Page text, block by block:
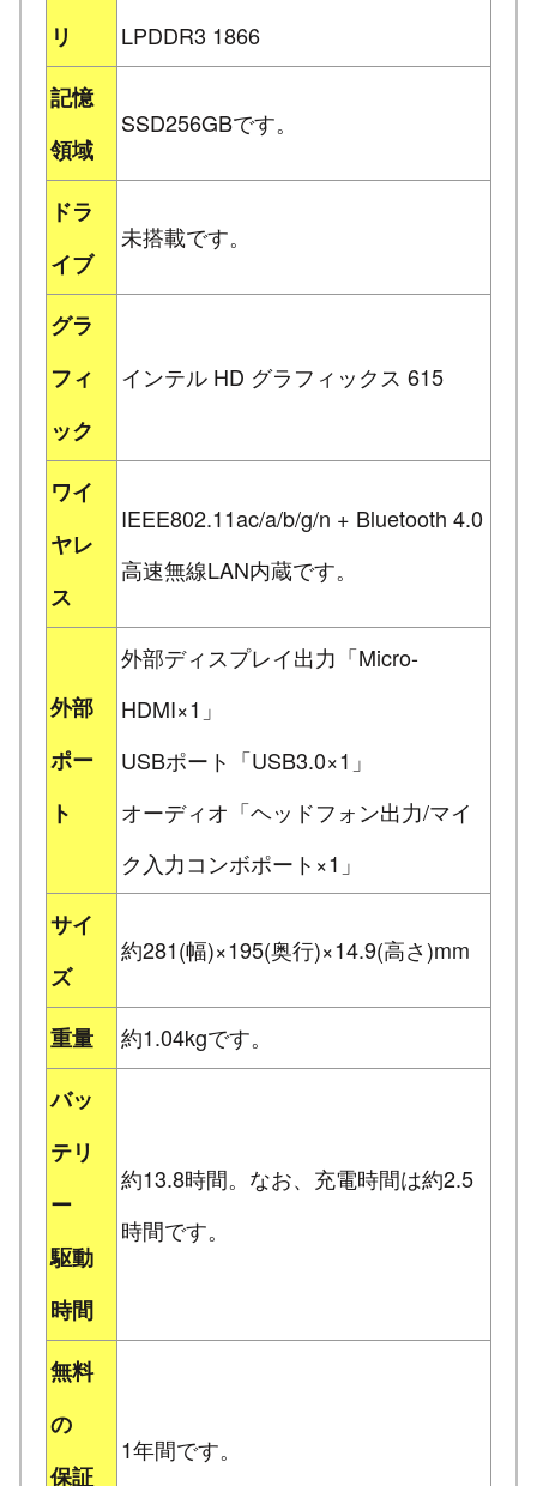
リ
LPDDR3 1866
記憶
領域
SSD256GBです。
ドラ
イブ
未搭載です。
グラ
フィ
ック
インテル HD グラフィックス 615
ワイ
ヤレ
ス
IEEE802.11ac/a/b/g/n + Bluetooth 4.0
高速無線LAN内蔵です。
外部
ポー
ト
外部ディスプレイ出力「Micro-
HDMI×1」
USBポート「USB3.0×1」
オーディオ「ヘッドフォン出力/マイ
ク入力コンボポート×1」
サイ
ズ
約281(幅)×195(奥行)×14.9(高さ)mm
重量
約1.04kgです。
バッ
テリ
ー
駆動
時間
約13.8時間。なお、充電時間は約2.5
時間です。
無料
の
保証
1年間です。